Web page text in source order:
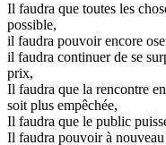
Il faudra que toutes les
possible,
il faudra pouvoir encore
il faudra continuer de se
prix,
Il faudra que la rencontre
soit plus empêchée,
Il faudra que le public
Il faudra pouvoir à nouveau